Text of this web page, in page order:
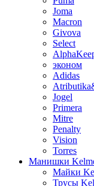
Joma
Macron
Givova
Select
эконом
Adidas
Jogel
Primera
Mitre
Penalty
Vision
Torres
Манишки
Майки
Трусы